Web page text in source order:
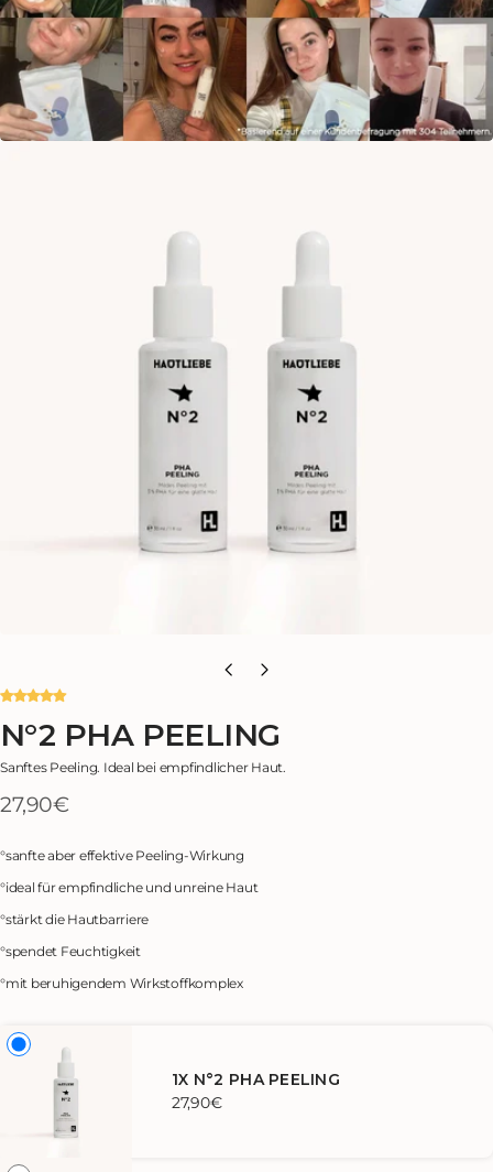
das Medium 7 im Modalmodus
N°2 PHA PEELING
Sanftes Peeling. Ideal bei empfindlicher Haut.
Regulärer
Preis
27,90€
°sanfte aber effektive Peeling-Wirkung
°ideal für empfindliche und unreine Haut
°stärkt die Hautbarriere
°spendet Feuchtigkeit
°mit beruhigendem Wirkstoffkomplex
1X N°2 PHA PEELING
27,90€